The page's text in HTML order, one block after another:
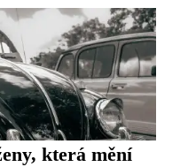
která mění